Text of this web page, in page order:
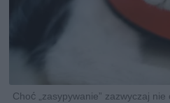
Choć „zasypywanie” zazwyczaj